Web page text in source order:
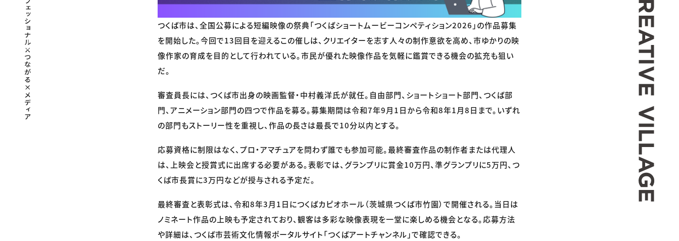
つくば市は、全国公募による短編映像の祭典「つくばショートムービーコンペティション2026」の作品募集
を開始した。今回で13回目を迎えるこの催しは、クリエイターを志す人々の制作意欲を高め、市ゆかりの映
像作家の育成を目的として行われている。市民が優れた映像作品を気軽に鑑賞できる機会の拡充も狙い
だ。
審査員長には、つくば市出身の映画監督・中村義洋氏が就任。自由部門、ショートショート部門、つくば部
門、アニメーション部門の四つで作品を募る。募集期間は令和7年9月1日から令和8年1月8日まで。いずれ
の部門もストーリー性を重視し、作品の長さは最長で10分以内とする。
応募資格に制限はなく、プロ・アマチュアを問わず誰でも参加可能。最終審査作品の制作者または代理人
は、上映会と授賞式に出席する必要がある。表彰では、グランプリに賞金10万円、準グランプリに5万円、つ
くば市長賞に3万円などが授与される予定だ。
最終審査と表彰式は、令和8年3月1日につくばカピオホール（茨城県つくば市竹園）で開催される。当日は
ノミネート作品の上映も予定されており、観客は多彩な映像表現を一堂に楽しめる機会となる。応募方法
や詳細は、つくば市芸術文化情報ポータルサイト「つくばアートチャンネル」で確認できる。